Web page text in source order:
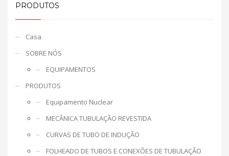
PRODUTOS
Casa
SOBRE NÓS
EQUIPAMENTOS
PRODUTOS
Equipamento Nuclear
MECÂNICA TUBULAÇÃO REVESTIDA
CURVAS DE TUBO DE INDUÇÃO
FOLHEADO DE TUBOS E CONEXÕES DE TUBULAÇÃO